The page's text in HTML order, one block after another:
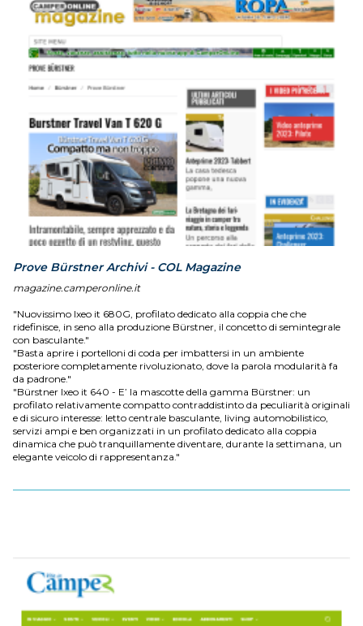
Prove Bürstner Archivi - COL Magazine
magazine.camperonline.it
"Nuovissimo Ixeo it 680G, profilato dedicato alla coppia che che
ridefinisce, in seno alla produzione Bürstner, il concetto di semintegrale
con basculante."
"Basta aprire i portelloni di coda per imbattersi in un ambiente
posteriore completamente rivoluzionato, dove la parola modularità fa
da padrone."
"Bürstner Ixeo it 640 - E’ la mascotte della gamma Bürstner: un
profilato relativamente compatto contraddistinto da peculiarità originali
e di sicuro interesse: letto centrale basculante, living automobilistico,
servizi ampi e ben organizzati in un profilato dedicato alla coppia
dinamica che può tranquillamente diventare, durante la settimana, un
elegante veicolo di rappresentanza."